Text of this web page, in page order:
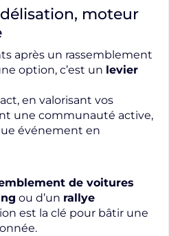
moteur
après un rassemblement
option, c’est un levier
en valorisant vos
une communauté active,
événement en
de voitures
ou d’un rallye
est la clé pour bâtir une